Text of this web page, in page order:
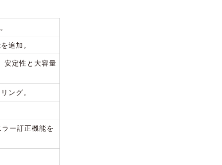
追加。
安定性と大容量
ング。
ー訂正機能を